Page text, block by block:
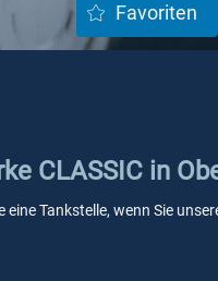
Favoriten
CLASSIC in
Tankstelle, wenn Sie